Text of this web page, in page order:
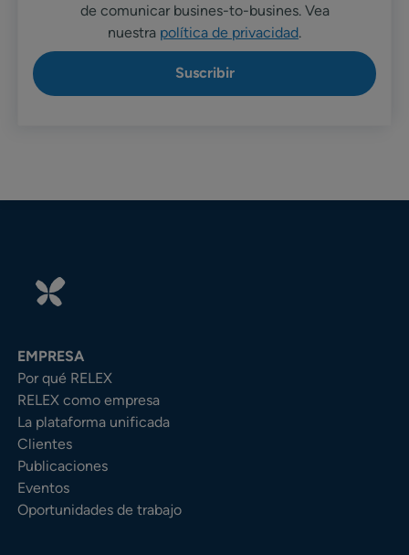
de comunicar busines-to-busines. Vea
nuestra política de privacidad.
EMPRESA
Por qué RELEX
RELEX como empresa
La plataforma unificada
Clientes
Publicaciones
Eventos
Oportunidades de trabajo